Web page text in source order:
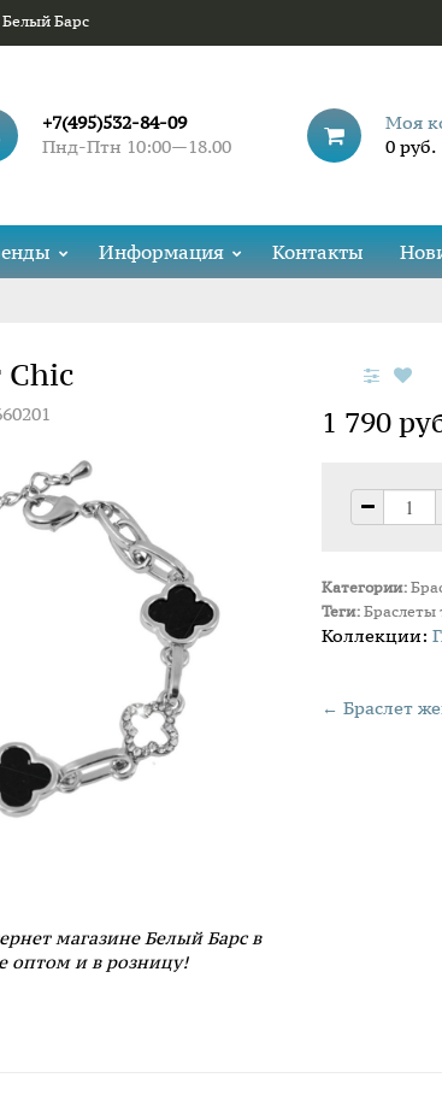
Барс
+7(495)532-84-09
Пнд-Птн 10:00—18.00
Моя
0 руб.
Информация Контакты
Chic
магазине Белый Барс в
оптом и в розницу!
1 790
Категории:
Теги:Браслеты
Коллекции:
← Браслет